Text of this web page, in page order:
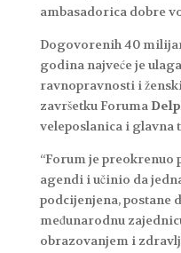
ambasadorica dobre
Dogovorenih 40
godina najveće je
ravnopravnosti i
završetku Foruma
veleposlanica i glavna
“Forum je
agendi i učinio da
podcijenjena, postane
međunarodnu
obrazovanjem i